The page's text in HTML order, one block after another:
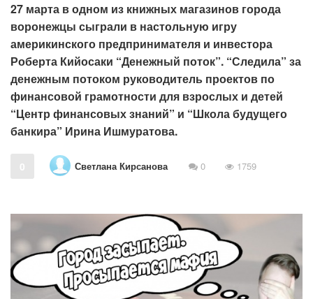
27 марта в одном из книжных магазинов города
воронежцы сыграли в настольную игру
америкинского предпринимателя и инвестора
Роберта Кийосаки “Денежный поток”. “Следила” за
денежным потоком руководитель проектов по
финансовой грамотности для взрослых и детей
“Центр финансовых знаний” и “Школа будущего
банкира” Ирина Ишмуратова.
0 Светлана Кирсанова 0 1759